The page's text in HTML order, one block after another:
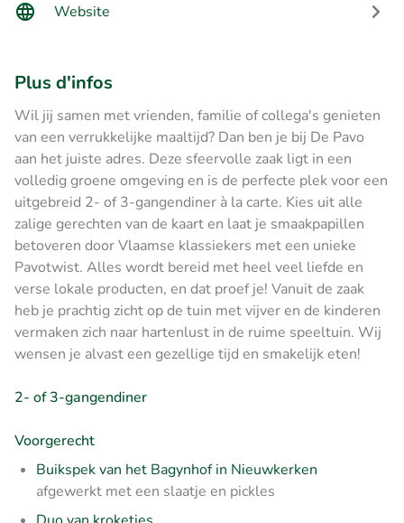
Website
Plus d'infos
Wil jij samen met vrienden, familie of collega's genieten
van een verrukkelijke maaltijd? Dan ben je bij De Pavo
aan het juiste adres. Deze sfeervolle zaak ligt in een
volledig groene omgeving en is de perfecte plek voor een
uitgebreid 2- of 3-gangendiner à la carte. Kies uit alle
zalige gerechten van de kaart en laat je smaakpapillen
betoveren door Vlaamse klassiekers met een unieke
Pavotwist. Alles wordt bereid met heel veel liefde en
verse lokale producten, en dat proef je! Vanuit de zaak
heb je prachtig zicht op de tuin met vijver en de kinderen
vermaken zich naar hartenlust in de ruime speeltuin. Wij
wensen je alvast een gezellige tijd en smakelijk eten!
2- of 3-gangendiner
Voorgerecht
Buikspek van het Bagynhof in Nieuwkerken
afgewerkt met een slaatje en pickles